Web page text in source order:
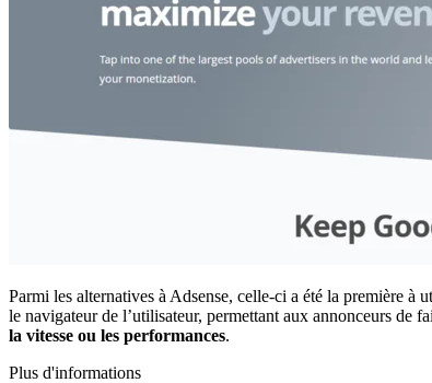
Parmi les alternatives à Adsense, celle-ci a été la première à
le navigateur de l’utilisateur, permettant aux annonceurs de
la vitesse ou les performances.
Plus d'informations